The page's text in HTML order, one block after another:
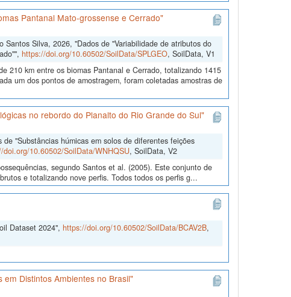
Pantanal Mato-grossense e Cerrado"
Silva, 2026, "Dados de "Variabilidade de atributos do
https://doi.org/10.60502/SoilData/SPLGEO, SoilData, V1
210 km entre os biomas Pantanal e Cerrado, totalizando 1415
um dos pontos de amostragem, foram coletadas amostras de
no rebordo do Planalto do Rio Grande do Sul"
"Substâncias húmicas em solos de diferentes feições
doi.org/10.60502/SoilData/WNHQSU, SoilData, V2
segundo Santos et al. (2005). Este conjunto de
e totalizando nove perfis. Todos todos os perfis g...
Dataset 2024", https://doi.org/10.60502/SoilData/BCAV2B,
Distintos Ambientes no Brasil"